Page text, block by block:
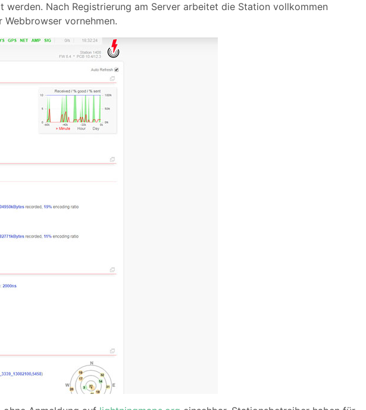
Nach Registrierung am Server arbeitet die Station vollkommen
Webbrowser vornehmen.